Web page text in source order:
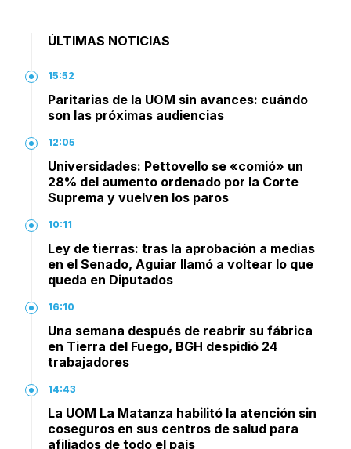
ÚLTIMAS NOTICIAS
15:52
Paritarias de la UOM sin avances: cuándo
son las próximas audiencias
12:05
Universidades: Pettovello se «comió» un
28% del aumento ordenado por la Corte
Suprema y vuelven los paros
10:11
Ley de tierras: tras la aprobación a medias
en el Senado, Aguiar llamó a voltear lo que
queda en Diputados
16:10
Una semana después de reabrir su fábrica
en Tierra del Fuego, BGH despidió 24
trabajadores
14:43
La UOM La Matanza habilitó la atención sin
coseguros en sus centros de salud para
afiliados de todo el país